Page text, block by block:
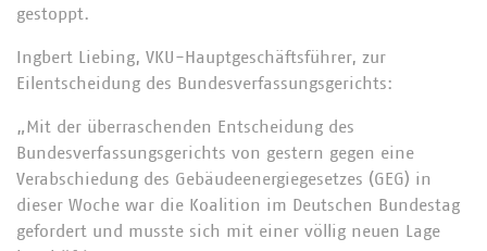
gestoppt.
Ingbert Liebing, VKU-Hauptgeschäftsführer, zur
Eilentscheidung des Bundesverfassungsgerichts:
„Mit der überraschenden Entscheidung des
Bundesverfassungsgerichts von gestern gegen eine
Verabschiedung des Gebäudeenergiegesetzes (GEG) in
dieser Woche war die Koalition im Deutschen Bundestag
gefordert und musste sich mit einer völlig neuen Lage